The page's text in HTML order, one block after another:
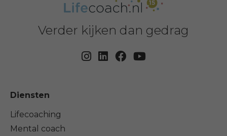
Verder kijken dan gedrag
Diensten
Lifecoaching
Mental coach